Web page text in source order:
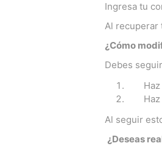
Ingresa tu
Al recuperar
¿Cómo
Debes
Haz
Haz
Al seguir
¿Deseas